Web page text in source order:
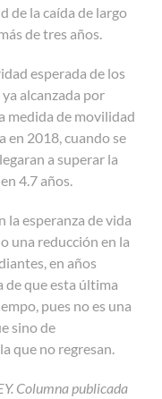
de la caída de largo
de tres años.
esperada de los
alcanzada por
medida de movilidad
en 2018, cuando se
a superar la
4.7 años.
la esperanza de vida
una reducción en la
en años
de que esta última
pues no es una
sino de
que no regresan.
Columna publicada